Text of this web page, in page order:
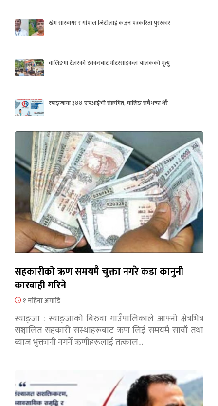
खेम सारुमगर र गोपाल जिटीलाई कञ्चन पत्रकरिता पुरस्कार
वालिङमा टेलरको ठक्करबाट मोटरसाइकल चालकको मृत्यु
स्याङ्जामा ३४४ एचआईभी संक्रमित, वालिङ सबैभन्दा धेरै
सहकारीको ऋण समयमै चुक्ता नगरे कडा कानुनी
कारबाही गरिने
१ महिना अगाडि
स्याङ्जा : स्याङ्जाको बिरुवा गाउँपालिकाले आफ्नो क्षेत्रभित्र
सञ्चालित सहकारी संस्थाहरूबाट ऋण लिई समयमै सावाँ तथा
ब्याज भुक्तानी नगर्ने ऋणीहरूलाई तत्काल…